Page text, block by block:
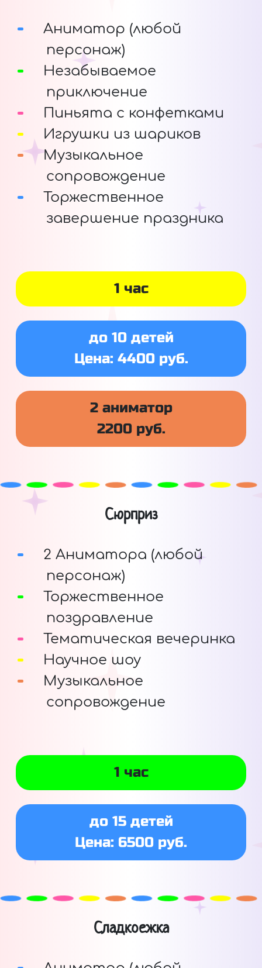
Аниматор (любой
персонаж)
Незабываемое
приключение
Пиньята с конфетками
Игрушки из шариков
Музыкальное
сопровождение
Торжественное
завершение праздника
1 час
до 10 детей
Цена: 4400 руб.
2 аниматор
2200 руб.
Сюрприз
2 Аниматора (любой
персонаж)
Торжественное
поздравление
Тематическая вечеринка
Научное шоу
Музыкальное
сопровождение
1 час
до 15 детей
Цена: 6500 руб.
Сладкоежка